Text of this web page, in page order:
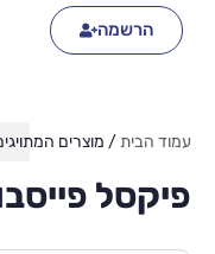
הרשמה
עמוד הבית/ מוצרים
פיקסל